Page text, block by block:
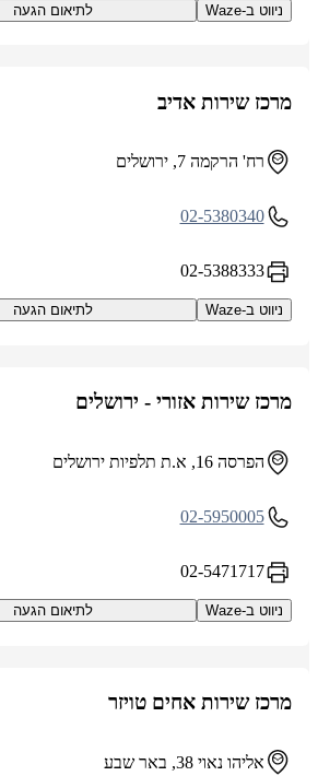
ניווט ב-Waze לתיאום הגעה
מרכז שירות אדיב
רח' הרקמה 7, ירושלים
02-5380340
02-5388333
ניווט ב-Waze לתיאום הגעה
מרכז שירות אזורי - ירושלים
הפרסה 16, א.ת תלפיות ירושלים
02-5950005
02-5471717
ניווט ב-Waze לתיאום הגעה
מרכז שירות אחים טויזר
אליהו נאוי 38, באר שבע